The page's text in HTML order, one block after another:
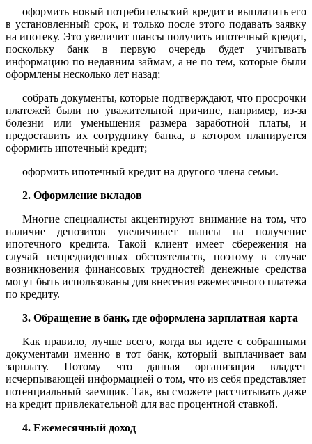
оформить новый потребительский кредит и выплатить его
в установленный срок, и только после этого подавать заявку
на ипотеку. Это увеличит шансы получить ипотечный кредит,
поскольку банк в первую очередь будет учитывать
информацию по недавним займам, а не по тем, которые были
оформлены несколько лет назад;
собрать документы, которые подтверждают, что просрочки
платежей были по уважительной причине, например, из-за
болезни или уменьшения размера заработной платы, и
предоставить их сотруднику банка, в котором планируется
оформить ипотечный кредит;
оформить ипотечный кредит на другого члена семьи.
2. Оформление вкладов
Многие специалисты акцентируют внимание на том, что
наличие депозитов увеличивает шансы на получение
ипотечного кредита. Такой клиент имеет сбережения на
случай непредвиденных обстоятельств, поэтому в случае
возникновения финансовых трудностей денежные средства
могут быть использованы для внесения ежемесячного платежа
по кредиту.
3. Обращение в банк, где оформлена зарплатная карта
Как правило, лучше всего, когда вы идете с собранными
документами именно в тот банк, который выплачивает вам
зарплату. Потому что данная организация владеет
исчерпывающей информацией о том, что из себя представляет
потенциальный заемщик. Так, вы сможете рассчитывать даже
на кредит привлекательной для вас процентной ставкой.
4. Ежемесячный доход